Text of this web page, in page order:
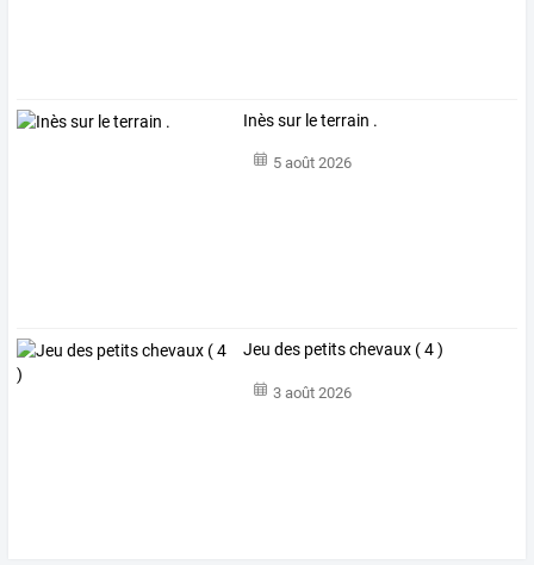
Inès sur le terrain .
5 août 2026
Jeu des petits chevaux ( 4 )
3 août 2026